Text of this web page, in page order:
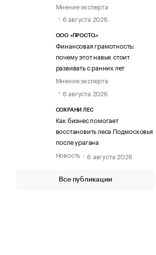
Мнение эксперта
6 августа 2026
ООО «ПРОСТО.»
Финансовая грамотность:
почему этот навык стоит
развивать с ранних лет
Мнение эксперта
6 августа 2026
СОХРАНИ ЛЕС
Как бизнес помогает
восстановить леса Подмосковья
после урагана
Новость
6 августа 2026
Все публикации